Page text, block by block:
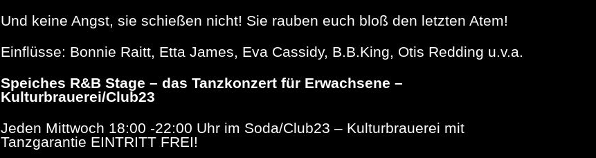
Und keine Angst, sie schießen nicht! Sie rauben euch bloß den letzten Atem!
Einflüsse: Bonnie Raitt, Etta James, Eva Cassidy, B.B.King, Otis Redding u.v.a.
Speiches R&B Stage – das Tanzkonzert für Erwachsene –
Kulturbrauerei/Club23
Jeden Mittwoch 18:00 -22:00 Uhr im Soda/Club23 – Kulturbrauerei mit
Tanzgarantie EINTRITT FREI!